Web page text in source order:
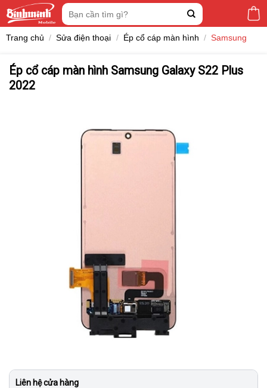
Tìm
kiếm:
Trang chủ / Sửa điện thoại / Ép cổ cáp màn hình / Samsung
Ép cổ cáp màn hình Samsung Galaxy S22 Plus
2022
Liên hệ cửa hàng